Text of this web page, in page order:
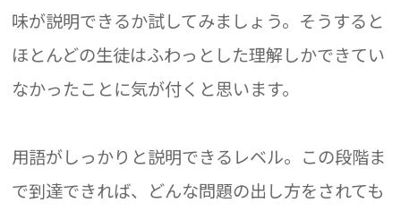
味が説明できるか試してみましょう。そうすると
ほとんどの生徒はふわっとした理解しかできてい
なかったことに気が付くと思います。
用語がしっかりと説明できるレベル。この段階ま
で到達できれば、どんな問題の出し方をされても